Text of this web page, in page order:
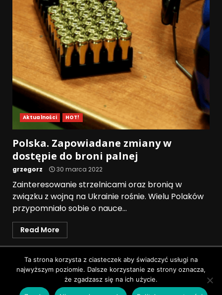
Aktualności HOT!
Polska. Zapowiadane zmiany w
dostępie do broni palnej
grzegorz 30 marca 2022
Zainteresowanie strzelnicami oraz bronią w
związku z wojną na Ukrainie rośnie. Wielu Polaków
przypomniało sobie o nauce...
Read More
Polityka prywatności
Wszystkie prawa zastrzeżone © Pruszków News
DarkNewsby AF themes.
Ta strona korzysta z ciasteczek aby świadczyć usługi na
najwyższym poziomie. Dalsze korzystanie ze strony oznacza,
że zgadzasz się na ich użycie.